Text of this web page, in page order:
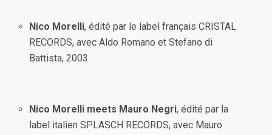
Nico Morelli, édité par le label français CRISTAL
RECORDS, avec Aldo Romano et Stefano di
Battista, 2003.
Nico Morelli meets Mauro Negri, édité par la
label italien SPLASCH RECORDS, avec Mauro